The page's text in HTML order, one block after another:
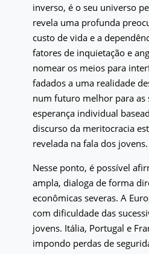
inverso, é o seu universo
revela uma profunda
custo de vida e a
fatores de inquietação e
nomear os meios para
fadados a uma realidade
num futuro melhor para as
esperança individual
discurso da meritocracia
revelada na fala dos jovens.
Nesse ponto, é possível
ampla, dialoga de forma
econômicas severas. A
com dificuldade das
jovens. Itália, Portugal e
impondo perdas de